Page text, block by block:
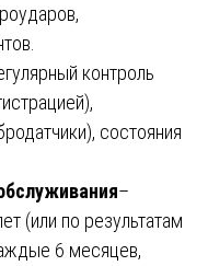
контроль
состояния
–
(или по результатам
6 месяцев,